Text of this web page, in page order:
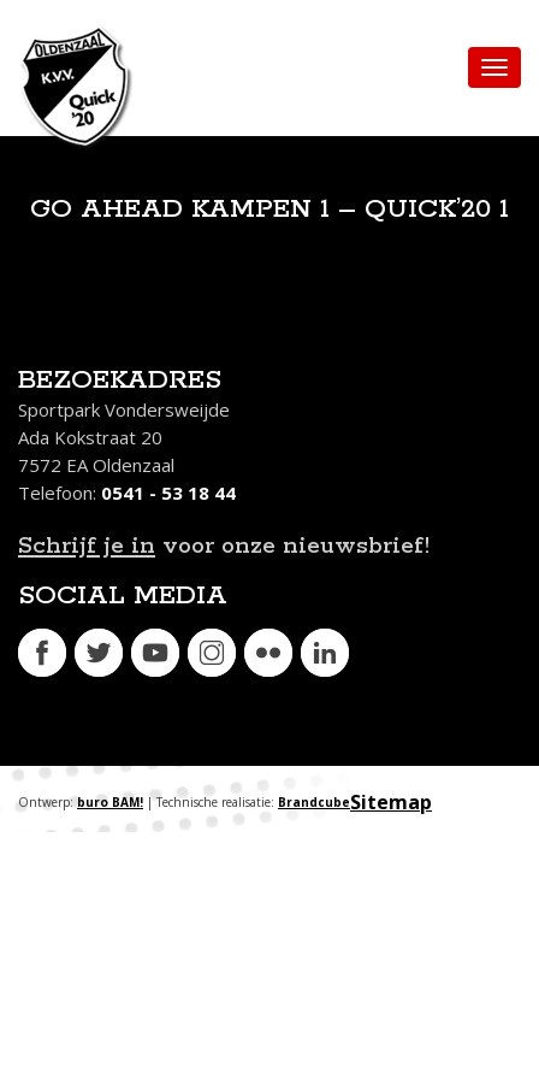
GO AHEAD KAMPEN 1 – QUICK’20 1
BEZOEKADRES
Sportpark Vondersweijde
Ada Kokstraat 20
7572 EA Oldenzaal
Telefoon: 0541 - 53 18 44
Schrijf je in voor onze nieuwsbrief!
SOCIAL MEDIA
Sitemap
Ontwerp: buro BAM! | Technische realisatie: Brandcube